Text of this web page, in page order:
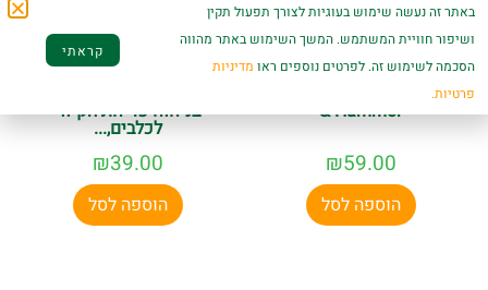
שמפו יבש לכלבים
& Hammer
₪59.00
הוספה לסל
בניחוח פריחת הקיווי
לכלבים,...
₪39.00
הוספה לסל
באתר זה נעשה שימוש בעוגיות לצורך תפעול תקין
ושיפור חוויית המשתמש. המשך השימוש באתר מהווה
הסכמה לשימוש זה. לפרטים נוספים ראו מדיניות
פרטיות.
קראתי